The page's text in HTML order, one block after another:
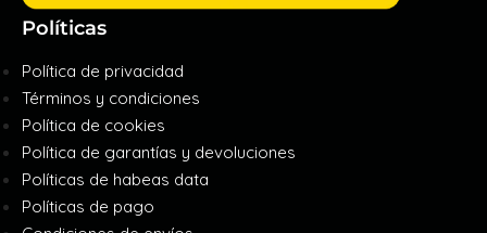
Políticas
Política de privacidad
Términos y condiciones
Política de cookies
Política de garantías y devoluciones
Políticas de habeas data
Políticas de pago